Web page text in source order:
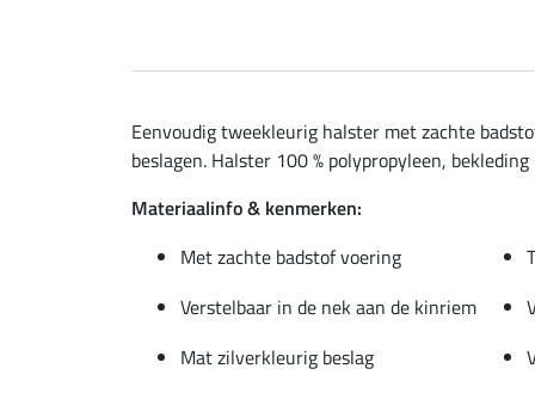
Eenvoudig tweekleurig halster met zachte
beslagen. Halster 100 % polypropyleen, bekleding
Materiaalinfo & kenmerken:
Met zachte badstof voering
Verstelbaar in de nek aan de kinriem
Mat zilverkleurig beslag